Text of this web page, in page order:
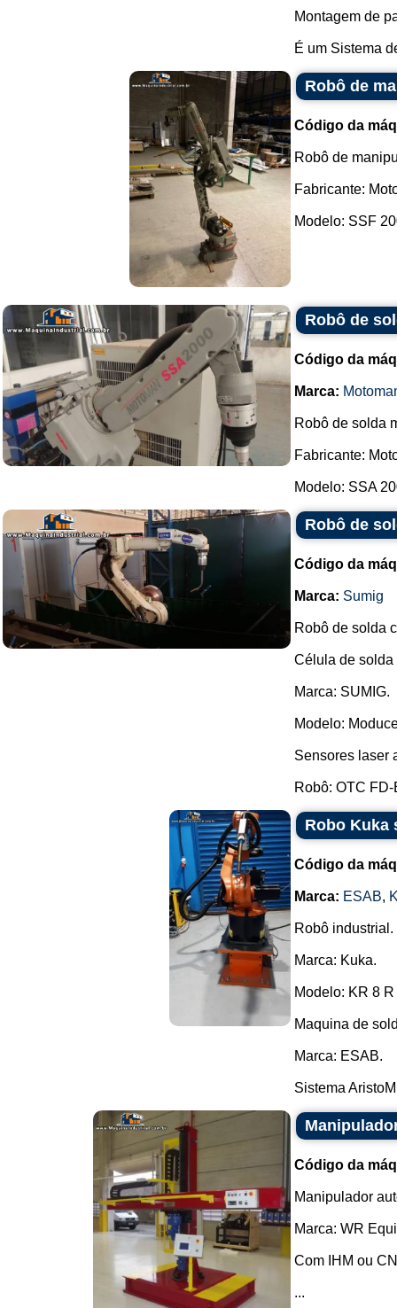
Montagem de
É um Sistema
Robô de
Código da
Robô de
Fabricante:
Modelo: SSF
Robô de
Código da
Marca:
Robô de solda
Fabricante:
Modelo: SSA
Robô de
Código da
Marca: Sumig
Robô de solda
Célula de
Marca: SUMIG.
Modelo:
Sensores laser
Robô: OTC
Robo Kuka
Código da
Marca: ESAB,
Robô industrial.
Marca: Kuka.
Modelo: KR 8
Maquina de
Marca: ESAB.
Sistema
Código da
Manipulador
Marca: WR
Com IHM ou
...